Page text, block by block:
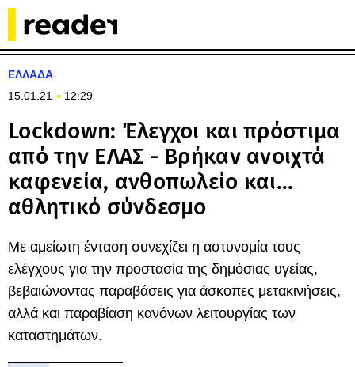
ΕΛΛΑΔΑ
15.01.21
12:29
Lockdown: Έλεγχοι και πρόστιμα
από την ΕΛΑΣ - Βρήκαν ανοιχτά
καφενεία, ανθοπωλείο και...
αθλητικό σύνδεσμο
Με αμείωτη ένταση συνεχίζει η αστυνομία τους
ελέγχους για την προστασία της δημόσιας υγείας,
βεβαιώνοντας παραβάσεις για άσκοπες μετακινήσεις,
αλλά και παραβίαση κανόνων λειτουργίας των
καταστημάτων.